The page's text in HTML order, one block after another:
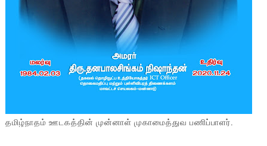
தமிழ்நாதம் ஊடகத்தின் முன்னாள் முகாமைத்துவ பணிப்பாளர்.